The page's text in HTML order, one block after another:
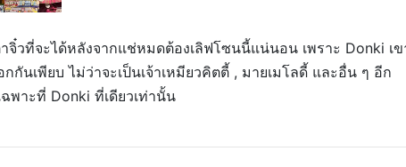
จิ๋วที่จะได้หลังจากแช่หมดต้องเลิฟโซนนี้แน่นอน เพราะ Donki เข
กันเพียบ ไม่ว่าจะเป็นเจ้าเหมียวคิตตี้ , มายเมโลดี้ และอื่น ๆ อีก
พาะที่ Donki ที่เดียวเท่านั้น